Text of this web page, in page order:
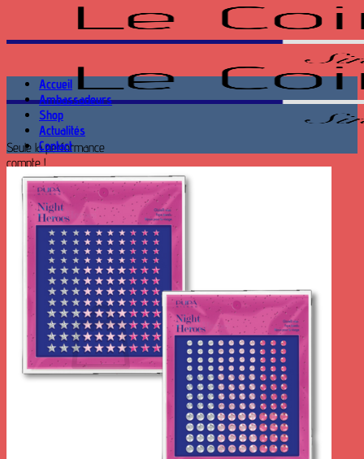
contenu
Seule la performance
compte !
Recherche
pour :
Se connecter
Panier /0.00€ 0
Votre panier est vide.
Accueil
Ambassadeurs
Shop
Actualités
Contact